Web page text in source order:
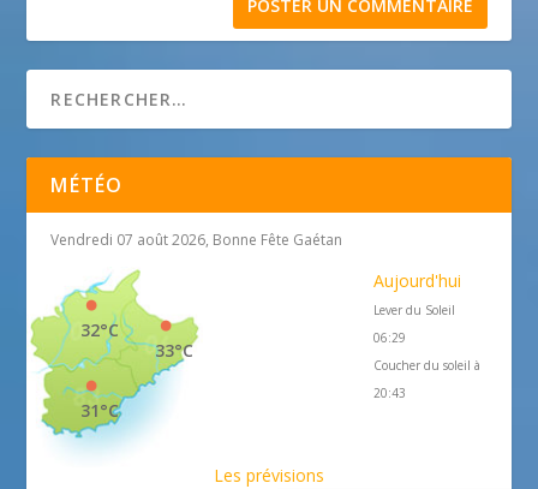
MÉTÉO
Vendredi 07 août 2026, Bonne Fête Gaétan
33°C
32°C
31°C
Aujourd'hui
Lever du Soleil
06:29
Coucher du soleil à
20:43
Les prévisions